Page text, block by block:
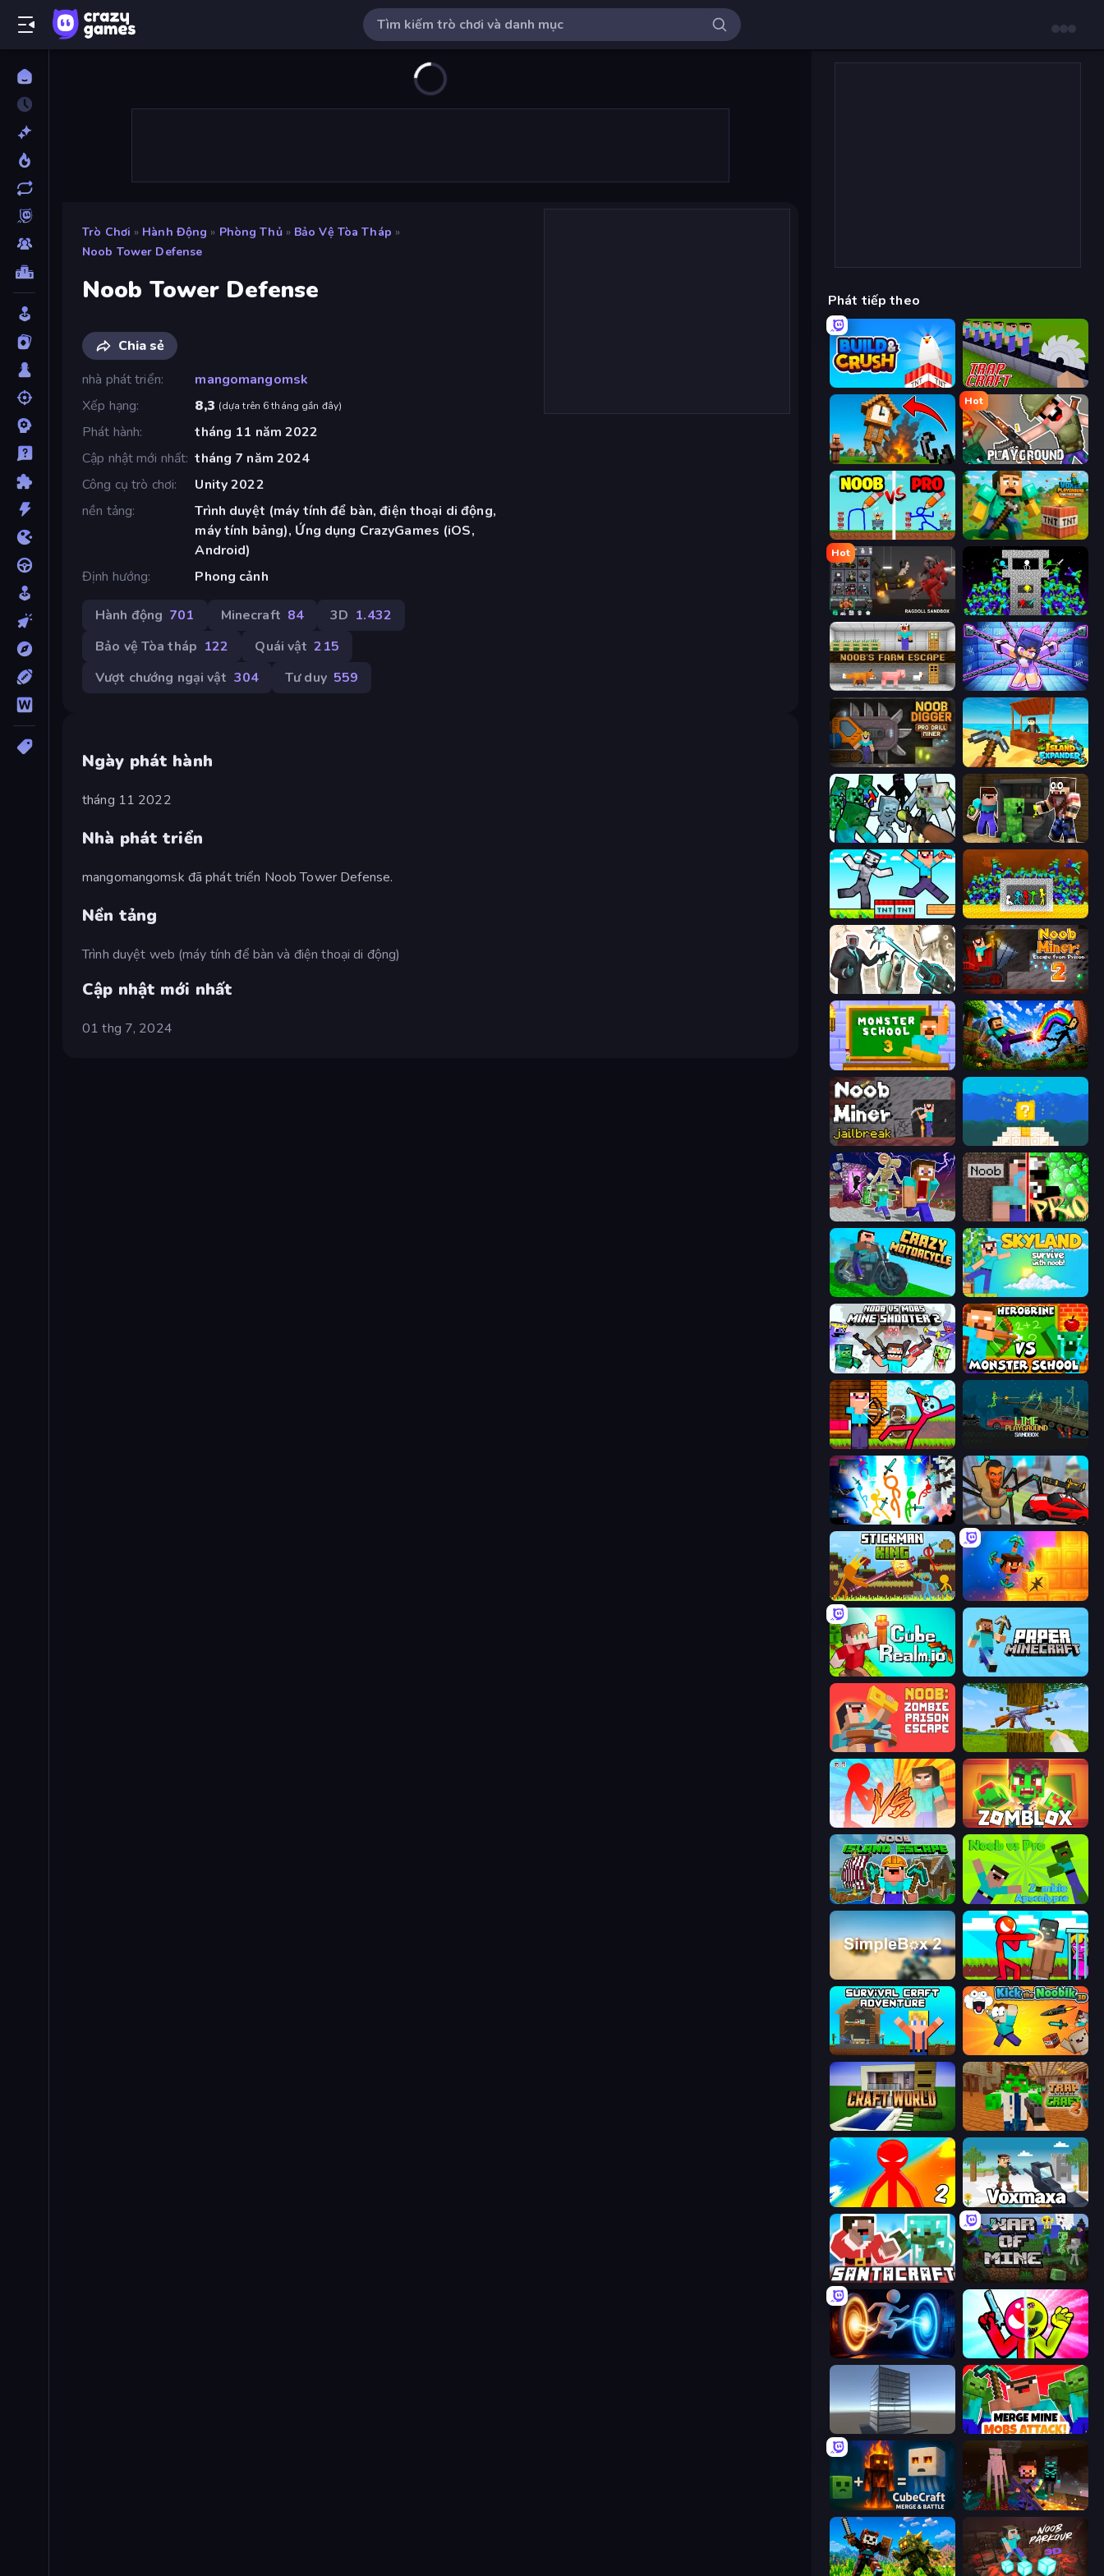
Trò Chơi » Hành Động » Phòng Thủ » Bảo Vệ Tòa Tháp »
Noob Tower Defense
Noob Tower Defense
Chia sẻ
nhà phát triển
mangomangomsk
Xếp hạng
8,3 (dựa trên 6 tháng gần đây)
Phát hành
tháng 11 năm 2022
Cập nhật mới nhất tháng 7 năm 2024
Công cụ trò chơi
Unity 2022
nền tảng
Trình duyệt (máy tính để bàn, điện thoại di động,
máy tính bảng), Ứng dụng CrazyGames (iOS,
Android)
Định hướng
Phong cảnh
Hành động 701 Minecraft 84 3D 1.432
Bảo vệ Tòa tháp 122 Quái vật 215
Vượt chướng ngại vật 304 Tư duy 559
Ngày phát hành
tháng 11 2022
Nhà phát triển
mangomangomsk đã phát triển Noob Tower Defense.
Nền tảng
Trình duyệt web (máy tính để bàn và điện thoại di động)
Cập nhật mới nhất
01 thg 7, 2024
Phát tiếp theo
Build and Crush Trap Craft
Noob Fuse
Hot
Playground
DOP Noob: Draw to Save Voxel Playground: Ragdoll Noob
Hot
Last Play: Ragdoll Sandbox Stick Epic Fighter
Noob's Farm Escape Mini Mine
Noob Digger: Pro Drill Miner Island Expander
Noob Trolls Pro
Noob Gigachad: Parkour Tricks Challenge Stick Fighter vs Zombies
Skibidi Toilets: Infection Noob Miner 2: Escape From Prison
Monster School 3 Noob: Wall Crusher
Noob Miner: Escape From Prison
Monster School Herobrine Siren Head Noob vs Pro: Challenge
Crazy Motorcycle Skyland Survive With Noob!
Mine Shooter 2: Noob vs Mobs Herobrine vs Monster School
Noob Archer vs Stickman Zombie
Stickman Epic Cars vs Skibidi Toilet
Stickman King Merge & Dig!
CubeRealm.io Paper Minecraft
Mine Shooter 3D
Red Stickman vs Monster School Zomblox
Noob: Island Escape Noob vs Pro: Zombie Apocalypse
Stickman vs Villager: Save the Girl
Survival Craft Adventure Kick the Noobik 3D
Craft World Trap Craft 2
Red Stickman vs Monster School 2 Voxmaxa
SantaCraft War of Mine
Portal Escape Stickman Zombie vs Stickman Hero
Craft 3D Merge Mine: Mobs Attack!
CubeCraft: Merge & Battle ZombieCraft